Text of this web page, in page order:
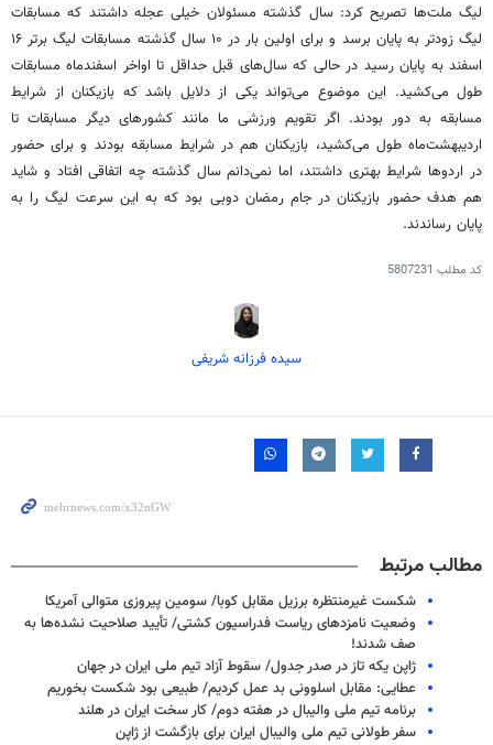
لیگ ملت‌ها تصریح کرد: سال گذشته مسئولان خیلی عجله داشتند که مسابقات
لیگ زودتر به پایان برسد و برای اولین بار در ۱۰ سال گذشته مسابقات لیگ برتر ۱۶
اسفند به پایان رسید در حالی که سال‌های قبلحداقل تا اواخر اسفندماه مسابقات
طول می‌کشید. این موضوع می‌تواند یکی ازدلایل باشد که بازیکنان از شرایط
مسابقه به دور بودند. اگر تقویم ورزشی ما مانند کشورهای دیگر مسابقات تا
اردیبهشت‌ماه طول می‌کشید، بازیکنان هم در شرایط مسابقه بودند و برای حضور
در اردوها شرایط بهتری داشتند، اما نمی‌دانم سال گذشته چه اتفاقی افتاد و شاید
هم هدف حضور بازیکنان در جام رمضان دوبی بود که به این سرعت لیگ را به
پایان رساندند.
کد مطلب 5807231
سیده فرزانه شریفی
مطالب مرتبط
شکست غیرمنتظره برزیل مقابل کوبا/ سومین پیروزی متوالی آمریکا
وضعیت نامزدهای ریاست فدراسیون کشتی/ تأیید صلاحیت نشده‌ها به
صف شدند!
ژاپن یکه تاز در صدر جدول/ سقوط آزاد تیم ملی ایران در جهان
عطایی: مقابل اسلوونی بد عمل کردیم/ طبیعی بود شکست بخوریم
برنامه تیم ملی والیبال در هفته دوم/ کار سخت ایران در هلند
سفر طولانی تیم ملی والیبال ایران برای بازگشت از ژاپن